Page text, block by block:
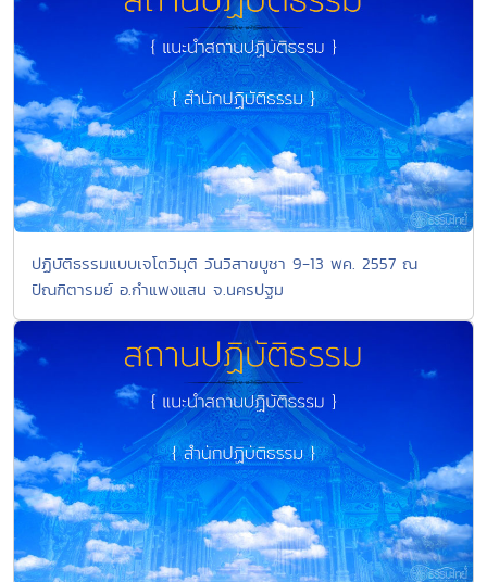
ปฏิบัติธรรมแบบเจโตวิมุติ วันวิสาขบูชา 9-13 พค. 2557 ณ
ปัณฑิตารมย์ อ.กำแพงแสน จ.นครปฐม